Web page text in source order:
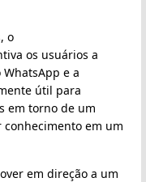
o
os usuários a
e a
útil para
em torno de um
em um
em direção a um